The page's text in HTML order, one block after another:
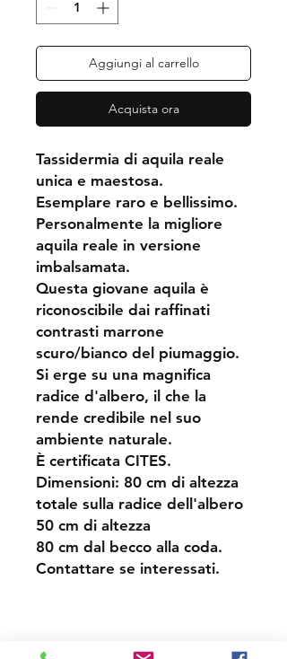
Aggiungi al carrello
Acquista ora
Tassidermia di aquila reale
unica e maestosa.
Esemplare raro e bellissimo.
Personalmente la migliore
aquila reale in versione
imbalsamata.
Questa giovane aquila è
riconoscibile dai raffinati
contrasti marrone
scuro/bianco del piumaggio.
Si erge su una magnifica
radice d'albero, il che la
rende credibile nel suo
ambiente naturale.
È certificata CITES.
Dimensioni: 80 cm di altezza
totale sulla radice dell'albero
50 cm di altezza
80 cm dal becco alla coda.
Contattare se interessati.
​Supporto